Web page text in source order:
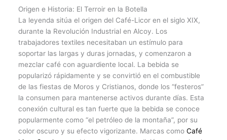
Origen e Historia: El Terroir en la Botella
La leyenda sitúa el origen del Café-Licor en el siglo XIX,
durante la Revolución Industrial en Alcoy. Los
trabajadores textiles necesitaban un estímulo para
soportar las largas y duras jornadas, y comenzaron a
mezclar café con aguardiente local. La bebida se
popularizó rápidamente y se convirtió en el combustible
de las fiestas de Moros y Cristianos, donde los “festeros”
la consumen para mantenerse activos durante días. Esta
conexión cultural es tan fuerte que la bebida se conoce
popularmente como “el petróleo de la montaña”, por su
color oscuro y su efecto vigorizante. Marcas comoCafé